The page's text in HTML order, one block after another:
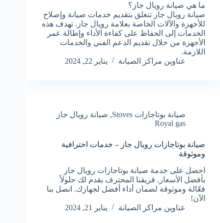
ما هي صيانة رويال جاز؟
صيانة رويال جاز تتعلق بتقديم خدمات صيانة وإصلاح
للأجهزة والآلات الخاصة بعلامة رويال جاز. تهدف هذه
الخدمات إلى الحفاظ على كفاءة الأداء وإطالة عمر
الأجهزة من خلال تقديم الدعم الفني والخدمات
اللازمة.
عناوين مراكز الصيانة
يناير 22, 2024
صيانة بوتاجازات Stoves , صيانة رويال جاز
Royal gas
صيانة بوتاجازات رويال جاز – خدمات احترافية
وموثوقة
احصل على خدمة صيانة بوتاجازات رويال جاز
بأفضل الأسعار. فريقنا المحترف يقدم لك حلولاً
فعّالة وموثوقة لضمان أداء أفضل لجهازك. اتصل بنا
الآن!
عناوين مراكز الصيانة
يناير 21, 2024